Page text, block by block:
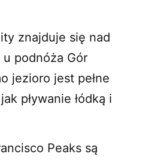
znajduje się nad
podnóża Gór
jezioro jest pełne
pływanie łódką i
Peaks są